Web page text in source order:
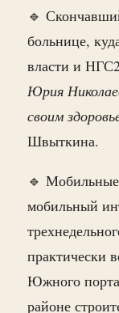
🔹
больнице,
власти и
Юрия
своим
Швыткина.
🔹
мобильный
практически
Южного
районе